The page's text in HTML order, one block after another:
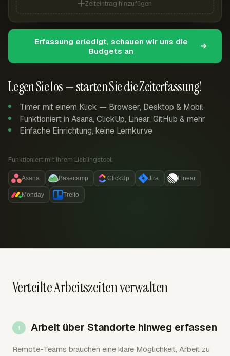
Legen Sie los — starten Sie die Zeiterfassung!
Timer mit einem Klick — Browser, Desktop & Mobil
Funktioniert in Asana, ClickUp, Linear, GitHub & mehr
Einfache Einrichtung, keine Lernkurve
Funktioniert mit Ihrem Lieblingstool:
Asana Basecamp ClickUp Jira Linear
Monday Trello
Zeiteintrag hinzufügen
Erfassung erledigt, schauen wir uns die
Budgets an
Verteilte Arbeitszeiten verwalten
Arbeit über Standorte hinweg erfassen
Remote-Teams brauchen eine klare Möglichkeit, Arbeit zu